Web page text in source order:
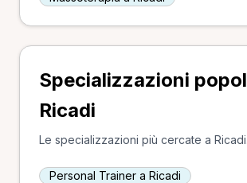
Specializzazioni
Ricadi
Le specializzazioni più cercate a Ricadi.
Personal Trainer a Ricadi